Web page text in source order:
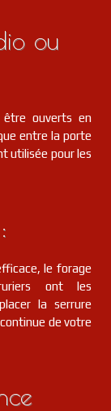
ou
être ouverts en
entre la porte
utilisée pour les
le forage
ont les
la serrure
de votre